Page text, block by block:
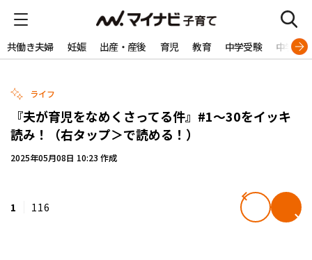
共働き夫婦 妊娠 出産・産後 育児 教育 中学受験 中学生
ライフ
『夫が育児をなめくさってる件』#1～30をイッキ
読み！（右タップ＞で読める！）
2025年05月08日 10:23 作成
1 116